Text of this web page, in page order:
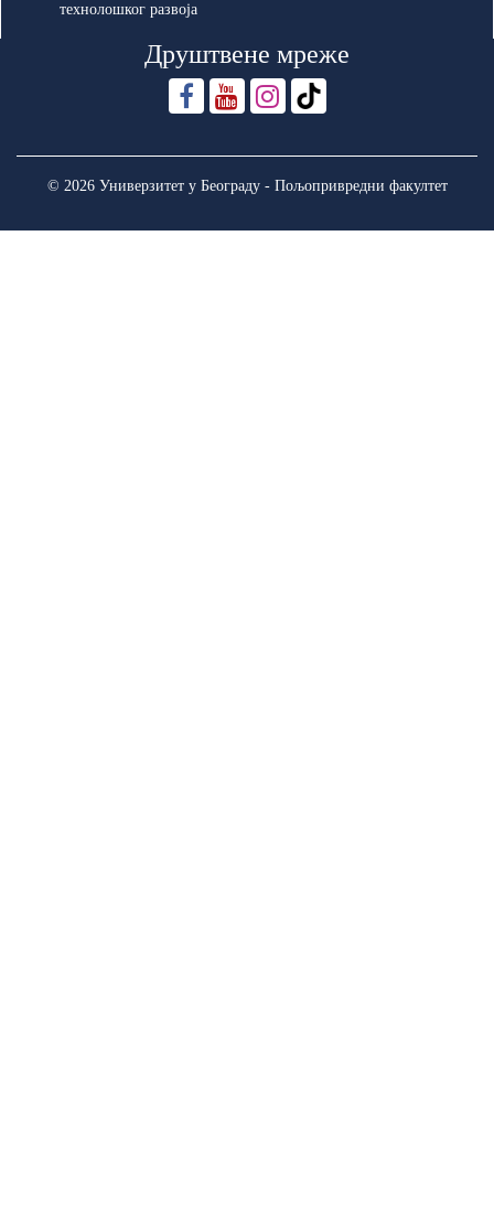
технолошког развоја
Друштвене мреже
© 2026 Универзитет у Београду - Пољопривредни факултет